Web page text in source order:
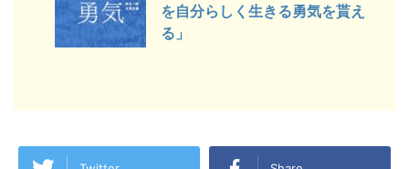
を自分らしく生きる勇気を貰え
る」